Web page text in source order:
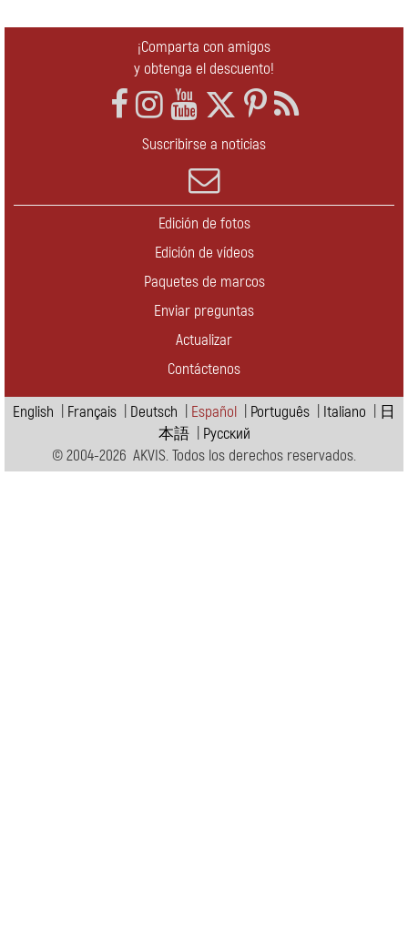
¡Comparta con amigos
y obtenga el descuento!
Suscribirse a noticias
Edición de fotos
Edición de vídeos
Paquetes de marcos
Enviar preguntas
Actualizar
Contáctenos
English Français Deutsch Español Português Italiano
日
本語| Pусский
© 2004-2026 AKVIS. Todos los derechos reservados.